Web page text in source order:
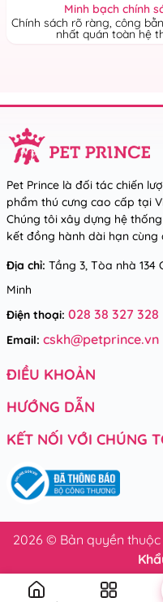
Minh bạch chính
Chính sách rõ ràng, công
nhất quán toàn hệ
Pet Prince là đối tác chiến
phẩm thú cưng cao cấp tại
Chúng tôi xây dựng hệ
kết đồng hành dài hạn cùng
Địa chỉ: Tầng 3, Tòa nhà 134
Minh
Điện thoại: 028 38 327 328
Email: cskh@petprince.vn
ĐIỀU KHOẢN
HƯỚNG DẪN
KẾT NỐI VỚI CHÚNG
2026 © Bản quyền thuộc